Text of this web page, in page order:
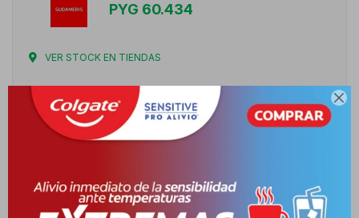

PYG 60.434
VER STOCK EN TIENDAS
Envíos
Cambios y Devoluciones